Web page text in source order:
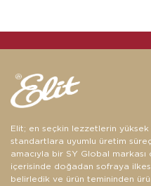
Elit; en seçkin lezzetlerin
standartlara uyumlu üretim
amacıyla bir SY Global
içerisinde doğadan sofraya
belirledik ve ürün temininden